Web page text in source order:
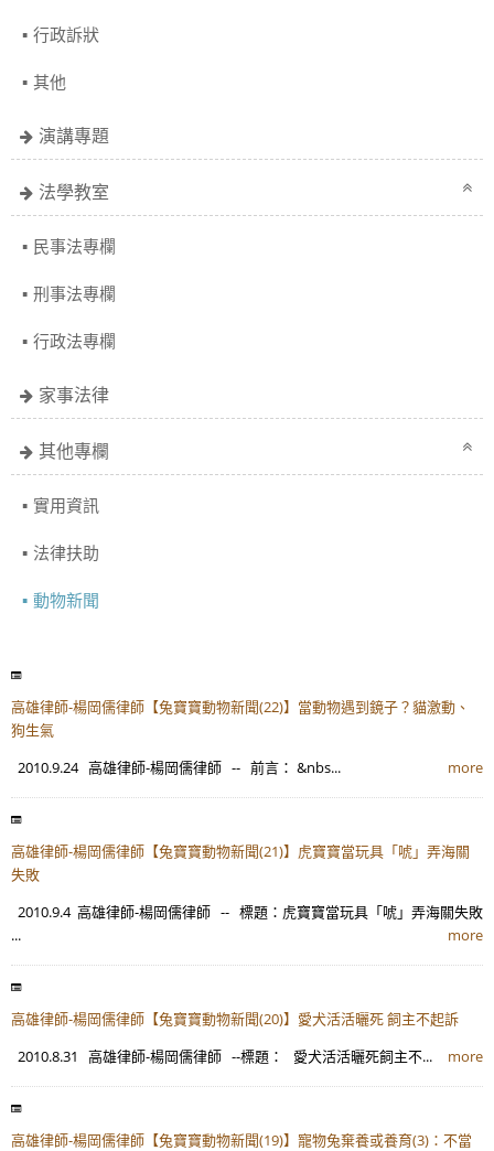
行政訴狀
其他
演講專題
法學教室
民事法專欄
刑事法專欄
行政法專欄
家事法律
其他專欄
實用資訊
法律扶助
動物新聞
高雄律師-楊岡儒律師【兔寶寶動物新聞(22)】當動物遇到鏡子？貓激動、
狗生氣
2010.9.24 高雄律師-楊岡儒律師 -- 前言： &nbs...
more
高雄律師-楊岡儒律師【兔寶寶動物新聞(21)】虎寶寶當玩具「唬」弄海關
失敗
2010.9.4 高雄律師-楊岡儒律師 -- 標題：虎寶寶當玩具「唬」弄海關失敗
...
more
高雄律師-楊岡儒律師【兔寶寶動物新聞(20)】愛犬活活曬死 飼主不起訴
2010.8.31 高雄律師-楊岡儒律師 --標題： 愛犬活活曬死飼主不...
more
高雄律師-楊岡儒律師【兔寶寶動物新聞(19)】寵物兔棄養或養育(3)：不當